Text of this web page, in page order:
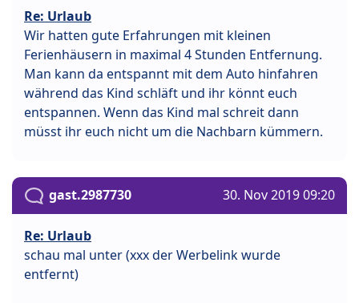
Re: Urlaub
Wir hatten gute Erfahrungen mit kleinen
Ferienhäusern in maximal 4 Stunden Entfernung.
Man kann da entspannt mit dem Auto hinfahren
während das Kind schläft und ihr könnt euch
entspannen. Wenn das Kind mal schreit dann
müsst ihr euch nicht um die Nachbarn kümmern.
gast.2987730 30. Nov 2019 09:20
Re: Urlaub
schau mal unter (xxx der Werbelink wurde
entfernt)